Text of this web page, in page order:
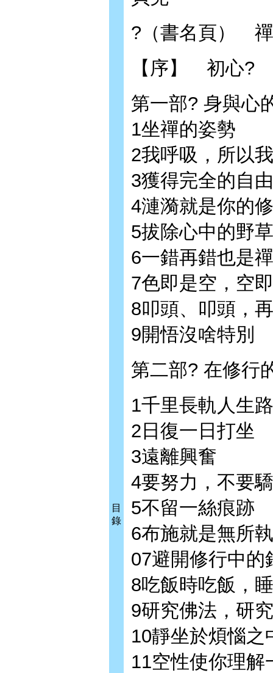
目
錄
?（書名頁）
【序】 初心?
第一部? 身與心
1坐禪的姿勢
2我呼吸，所以
3獲得完全的自由
4漣漪就是你的
5拔除心中的野草
6一錯再錯也是禪
7色即是空，空
8叩頭、叩頭，
9開悟沒啥特別
第二部? 在修行
1千里長軌人生路
2日復一日打坐
3遠離興奮
4要努力，不要
5不留一絲痕跡
6布施就是無所
07避開修行中的
8吃飯時吃飯，
9研究佛法，研
10靜坐於煩惱之
11空性使你理解